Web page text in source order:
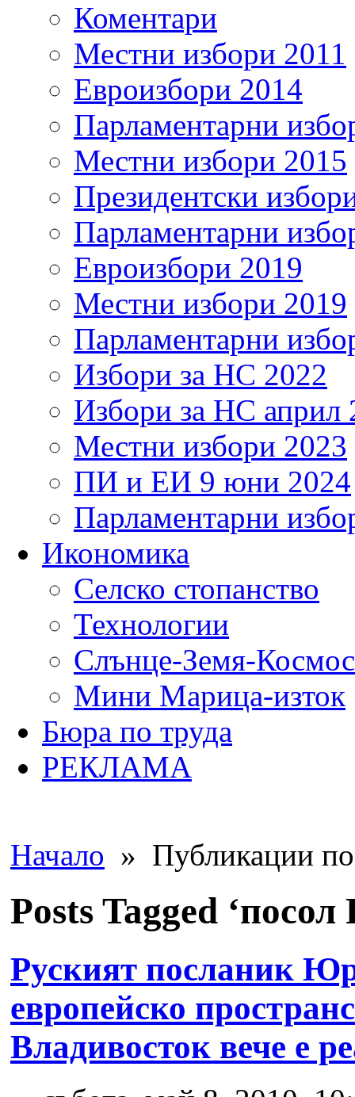
Коментари
Местни избори 2011
Евроизбори 2014
Парламентарни
Местни избори 2015
Президентски
Парламентарни
Евроизбори 2019
Местни избори 2019
Парламентарни
Избори за НС 2022
Избори за НС април
Местни избори 2023
ПИ и ЕИ 9 юни 2024
Парламентарни
Икономика
Селско стопанство
Технологии
Слънце-Земя-Космос
Мини Марица-изток
Бюра по труда
РЕКЛАМА
Начало » Публикации по
Posts Tagged
Руският посланик
европейско
Владивосток вече е